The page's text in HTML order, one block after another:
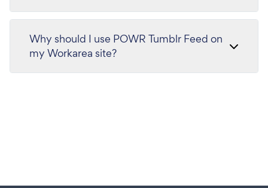
Why should I use POWR Tumblr Feed on
my Workarea site?